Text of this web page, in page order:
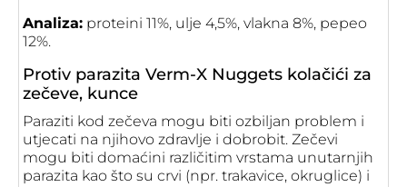
Analiza: proteini 11%, ulje 4,5%, vlakna 8%, pepeo
12%.
Protiv parazita Verm-X Nuggets kolačići za
zečeve, kunce
Paraziti kod zečeva mogu biti ozbiljan problem i
utjecati na njihovo zdravlje i dobrobit. Zečevi
mogu biti domaćini različitim vrstama unutarnjih
parazita kao što su crvi (npr. trakavice, okruglice) i